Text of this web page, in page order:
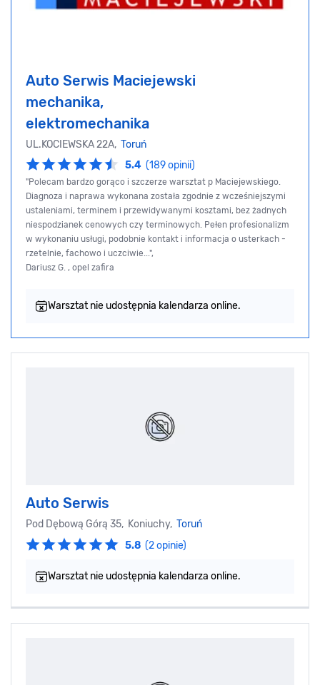
Auto Serwis Maciejewski
mechanika,
elektromechanika
UL.KOCIEWSKA 22A, Toruń
5.4 (189 opinii)
"Polecam bardzo gorąco i szczerze warsztat p Maciejewskiego.
Diagnoza i naprawa wykonana została zgodnie z wcześniejszymi
ustaleniami, terminem i przewidywanymi kosztami, bez żadnych
niespodzianek cenowych czy terminowych. Pełen profesionalizm
w wykonaniu usługi, podobnie kontakt i informacja o usterkach -
rzetelnie, fachowo i uczciwie...",
Dariusz G. , opel zafira
Warsztat nie udostępnia kalendarza online.
Auto Serwis
Pod Dębową Górą 35, Koniuchy, Toruń
5.8 (2 opinie)
Warsztat nie udostępnia kalendarza online.